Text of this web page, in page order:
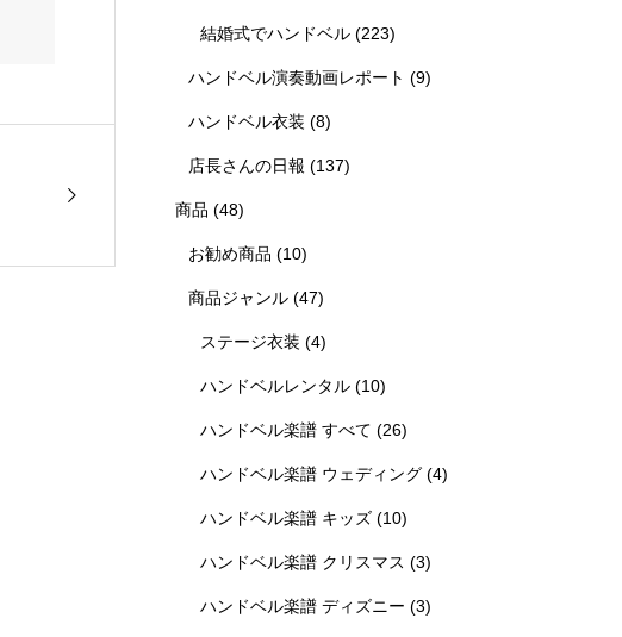
結婚式でハンドベル (223)
ハンドベル演奏動画レポート (9)
ハンドベル衣装 (8)
店長さんの日報 (137)
商品 (48)
お勧め商品 (10)
商品ジャンル(47)
ステージ衣装 (4)
ハンドベルレンタル (10)
ハンドベル楽譜 すべて (26)
ハンドベル楽譜 ウェディング (4)
ハンドベル楽譜 キッズ (10)
ハンドベル楽譜 クリスマス (3)
ハンドベル楽譜 ディズニー (3)